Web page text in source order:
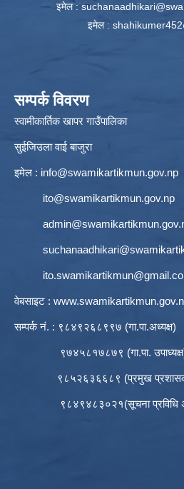
इमेल :
इमेल :
सम्पर्क विवरण
स्वामीकार्तिक खापर गाउँपालिका
सुईजिउला वाई बाजुरा
इमेल : info@swamikartikmun.gov.np
ito@swamikartikmun.gov.np
वेबसाइट :
सम्पर्क नं. : ९८४९२६८९९७ (गा.पा.अध्यक्ष)
९७४५८१७८७९ (गा.पा.
९८५२६३६६८९ (प्रमुख
९८४९४८३०२१(सूचना प्रविधि